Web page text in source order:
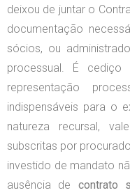
deixou de juntar o
documentação
sócios, ou
processual. É
representação
indispensáveis para o
natureza recursal,
subscritas por
investido de mandato
ausência de contrato